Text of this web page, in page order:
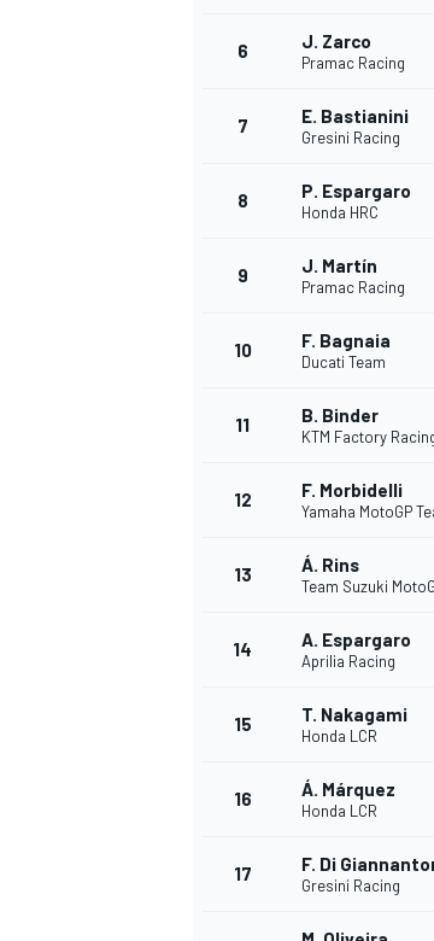
6 J. Zarco
Pramac Racing
7 E. Bastianini
Gresini Racing
8 P. Espargaro
Honda HRC
9 J. Martín
Pramac Racing
10 F. Bagnaia
Ducati Team
11 B. Binder
KTM Factory
12 F. Morbidelli
Yamaha MotoGP
13 Á. Rins
Team Suzuki
14 A. Espargaro
Aprilia Racing
15 T. Nakagami
Honda LCR
16 Á. Márquez
Honda LCR
17 F. Di
Gresini Racing